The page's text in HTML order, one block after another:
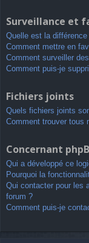
Surveillance et
Quelle est la
Comment mettre en
Comment surveiller
Comment puis-je
Fichiers joints
Quels fichiers joints
Comment trouver tous
Concernant
Qui a développé ce
Pourquoi la
Qui contacter pour les
forum ?
Comment puis-je